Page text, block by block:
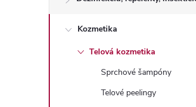
Kozmetika
Telová kozmetika
Sprchové šampóny
Telové peelingy